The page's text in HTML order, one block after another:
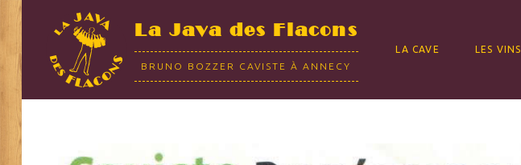
La Java des Flacons
BRUNO BOZZER CAVISTE À ANNECY
LA CAVE LES VINS